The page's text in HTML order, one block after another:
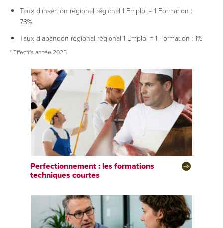
Taux d’insertion régional régional 1 Emploi = 1 Formation :
73%
Taux d’abandon régional régional 1 Emploi = 1 Formation : 1%
* Effectifs année 2025
Perfectionnement : les formations
techniques courtes